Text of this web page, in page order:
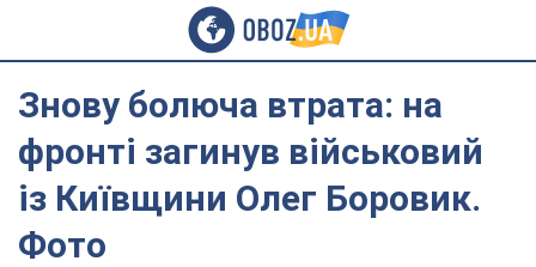
Знову болюча втрата: на
фронті загинув військовий
із Київщини Олег Боровик.
Фото